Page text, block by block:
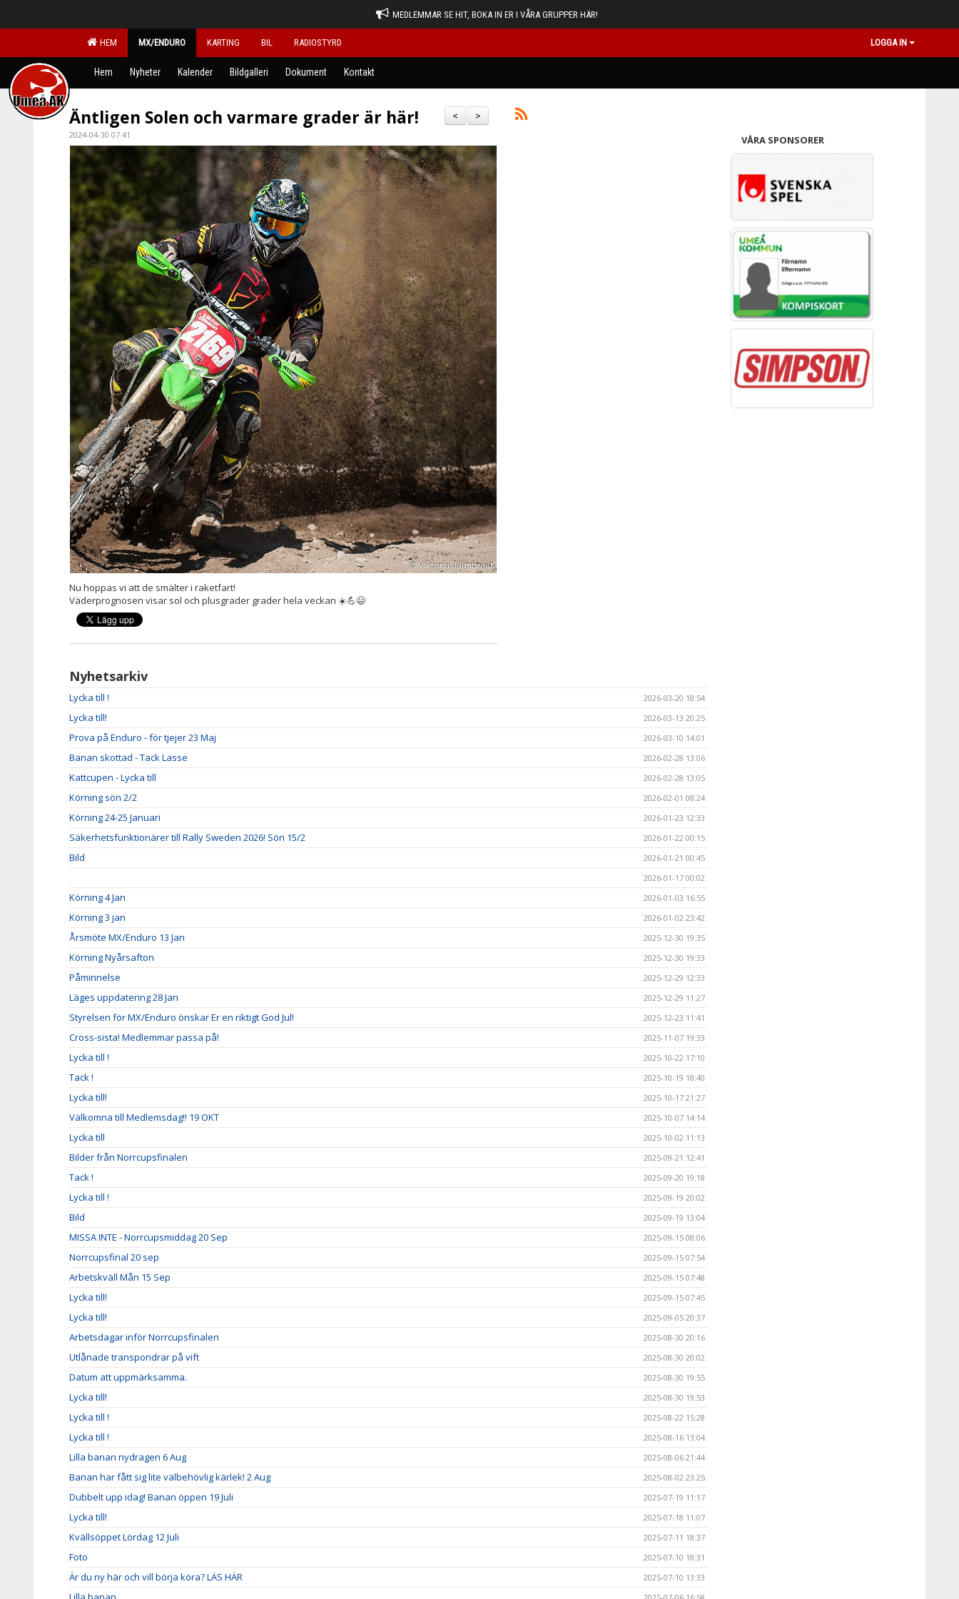
MEDLEMMAR SE HIT, BOKA IN ER I VÅRA GRUPPER HÄR!
HEM MX/ENDURO KARTING BIL RADIOSTYRD LOGGA IN
Hem Nyheter Kalender Bildgalleri Dokument Kontakt
>
<
Äntligen Solen och varmare grader är här!
2024-04-30 07:41
Nu hoppas vi att de smälter i raketfart!
Väderprognosen visar sol och plusgrader grader hela veckan ☀️💪😃
Nyhetsarkiv
Lycka till ! 2026-03-20 18:54
Lycka till! 2026-03-13 20:25
Prova på Enduro - för tjejer 23 Maj 2026-03-10 14:01
Banan skottad - Tack Lasse 2026-02-28 13:06
Kattcupen - Lycka till 2026-02-28 13:05
Körning sön 2/2 2026-02-01 08:24
Körning 24-25 Januari 2026-01-23 12:33
Säkerhetsfunktionärer till Rally Sweden 2026! Sön 15/2 2026-01-22 00:15
Bild
2026-01-21 00:45
2026-01-17 00:02
Körning 4 Jan 2026-01-03 16:55
Körning 3 jan 2026-01-02 23:42
Årsmöte MX/Enduro 13 Jan 2025-12-30 19:35
Körning Nyårsafton 2025-12-30 19:33
Påminnelse 2025-12-29 12:33
Läges uppdatering 28 Jan 2025-12-29 11:27
Styrelsen för MX/Enduro önskar Er en riktigt God Jul! 2025-12-23 11:41
Cross-sista! Medlemmar passa på! 2025-11-07 19:33
Lycka till ! 2025-10-22 17:10
Tack ! 2025-10-19 18:40
Lycka till! 2025-10-17 21:27
Välkomna till Medlemsdag!! 19 OKT 2025-10-07 14:14
Lycka till 2025-10-02 11:13
Bilder från Norrcupsfinalen 2025-09-21 12:41
Tack ! 2025-09-20 19:18
Lycka till ! 2025-09-19 20:02
Bild 2025-09-19 13:04
MISSA INTE - Norrcupsmiddag 20 Sep 2025-09-15 08:06
Norrcupsfinal 20 sep 2025-09-15 07:54
Arbetskväll Mån 15 Sep 2025-09-15 07:48
Lycka till! 2025-09-15 07:45
Lycka till! 2025-09-05 20:37
Arbetsdagar inför Norrcupsfinalen 2025-08-30 20:16
Utlånade transpondrar på vift 2025-08-30 20:02
Datum att uppmärksamma. 2025-08-30 19:55
Lycka till! 2025-08-30 19:53
Lycka till ! 2025-08-22 15:28
Lycka till ! 2025-08-16 13:04
Lilla banan nydragen 6 Aug 2025-08-06 21:44
Banan har fått sig lite välbehövlig kärlek! 2 Aug 2025-08-02 23:25
Dubbelt upp idag! Banan öppen 19 Juli 2025-07-19 11:17
Lycka till! 2025-07-18 11:07
Kvällsöppet Lördag 12 Juli 2025-07-11 18:37
Foto 2025-07-10 18:31
Är du ny här och vill börja köra? LÄS HÄR 2025-07-10 13:33
VÅRA SPONSORER